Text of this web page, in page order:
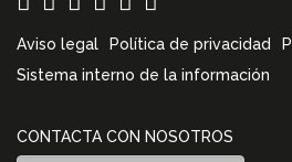
Aviso legal Política de privacidad
Sistema interno de la información
CONTACTA CON NOSOTROS